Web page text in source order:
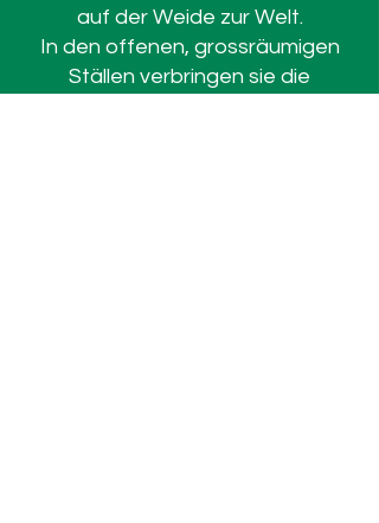
auf der Weide zur Welt.
In den offenen, grossräumigen
Ställen verbringen sie die